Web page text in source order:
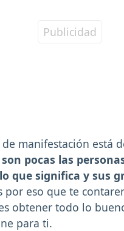
de manifestación está
son pocas las
que significa y sus
por eso que te
obtener todo lo
para ti.